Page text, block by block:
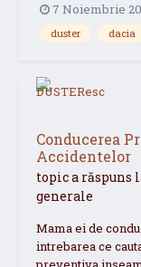
7 Noiembrie
duster dacia
Conducerea
Accidentelor
topic a răspuns
generale
Mama ei de
intrebarea ce